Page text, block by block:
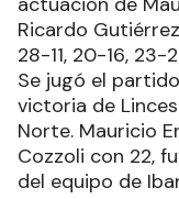
Ricardo
28-11, 20-16, 23-
Se jugó el
victoria de
Norte. Mauricio
Cozzoli con 22,
del equipo de